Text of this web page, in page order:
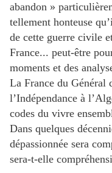
abandon »
tellement honteuse
de cette guerre civile
France... peut-être
moments et des
La France du Général
l’Indépendance à
codes du vivre
Dans quelques
dépassionnée sera
sera-t-elle